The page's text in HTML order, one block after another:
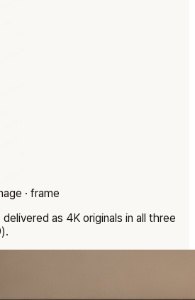
· frame
delivered as 4K originals in all three